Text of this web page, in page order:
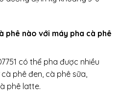
phê nào với máy pha cà phê
có thể pha được nhiều
phê đen, cà phê sữa,
phê latte.